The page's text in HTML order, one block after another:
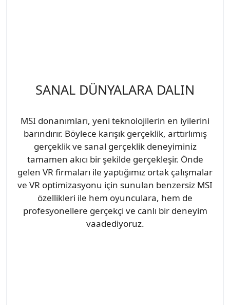
SANAL DÜNYALARA DALIN
MSI donanımları, yeni teknolojilerin en iyilerini
barındırır. Böylece karışık gerçeklik, arttırlımış
gerçeklik ve sanal gerçeklik deneyiminiz
tamamen akıcı bir şekilde gerçekleşir. Önde
gelen VR firmaları ile yaptığımız ortak çalışmalar
ve VR optimizasyonu için sunulan benzersiz MSI
özellikleri ile hem oyunculara, hem de
profesyonellere gerçekçi ve canlı bir deneyim
vaadediyoruz.